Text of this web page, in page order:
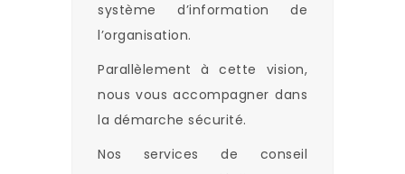
système d’information de
l’organisation.
Parallèlement à cette vision,
nous vous accompagner dans
la démarche sécurité.
Nos services de conseil